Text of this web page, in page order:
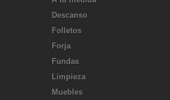
Descanso
Folletos
Forja
Fundas
Limpieza
Muebles